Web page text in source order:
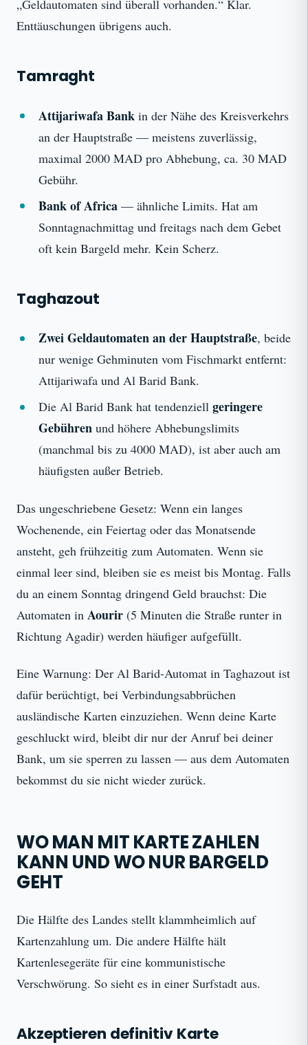
„Geldautomaten sind überall vorhanden.“ Klar.
Enttäuschungen übrigens auch.
Tamraght
Attijariwafa Bank in der Nähe des Kreisverkehrs
an der Hauptstraße — meistens zuverlässig,
maximal 2000 MAD pro Abhebung, ca. 30 MAD
Gebühr.
Bank of Africa — ähnliche Limits. Hat am
Sonntagnachmittag und freitags nach dem Gebet
oft kein Bargeld mehr. Kein Scherz.
Taghazout
Zwei Geldautomaten an der Hauptstraße, beide
nur wenige Gehminuten vom Fischmarkt entfernt:
Attijariwafa und Al Barid Bank.
Die Al Barid Bank hat tendenziellgeringere
Gebühren und höhere Abhebungslimits
(manchmal bis zu 4000 MAD), ist aber auch am
häufigsten außer Betrieb.
Das ungeschriebene Gesetz: Wenn ein langes
Wochenende, ein Feiertag oder das Monatsende
ansteht, geh frühzeitig zum Automaten. Wenn sie
einmal leer sind, bleiben sie es meist bis Montag. Falls
du an einem Sonntag dringend Geld brauchst: Die
Automaten in Aourir (5 Minuten die Straße runter in
Richtung Agadir) werden häufiger aufgefüllt.
Eine Warnung: Der Al Barid-Automat in Taghazout ist
dafür berüchtigt, bei Verbindungsabbrüchen
ausländische Karten einzuziehen. Wenn deine Karte
geschluckt wird, bleibt dir nur der Anruf bei deiner
Bank, um sie sperren zu lassen — aus dem Automaten
bekommst du sie nicht wieder zurück.
WO MAN MIT KARTE ZAHLEN
KANN UND WO NUR BARGELD
GEHT
Die Hälfte des Landes stellt klammheimlich auf
Kartenzahlung um. Die andere Hälfte hält
Kartenlesegeräte für eine kommunistische
Verschwörung. So sieht es in einer Surfstadt aus.
Akzeptieren definitiv Karte